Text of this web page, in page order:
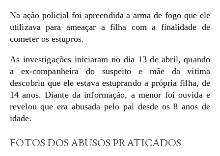
Na ação policial foi apreendida a arma de fogo que ele
utilizava para ameaçar a filha com a finalidade de
cometer os estupros.
As investigações iniciaram no dia 13 de abril, quando
a ex-companheira do suspeito e mãe da vítima
descobriu que ele estava estuprando a própria filha, de
14 anos. Diante da informação, a menor foi ouvida e
revelou que era abusada pelo pai desde os 8 anos de
idade.
FOTOS DOS ABUSOS PRATICADOS